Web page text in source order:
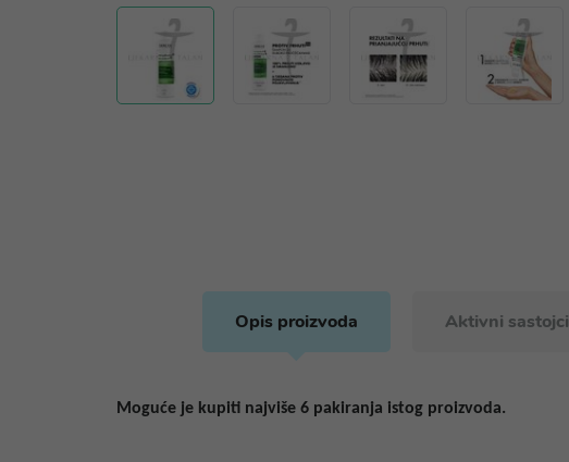
Opis proizvoda Aktivni sastojci
Moguće je kupiti najviše 6 pakiranja istog proizvoda.